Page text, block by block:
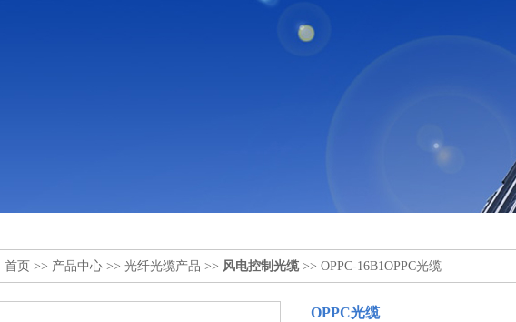
首页 >> 产品中心 >> 光纤光缆产品 >> 风电控制光缆>> OPPC-16B1OPPC光缆
OPPC光缆